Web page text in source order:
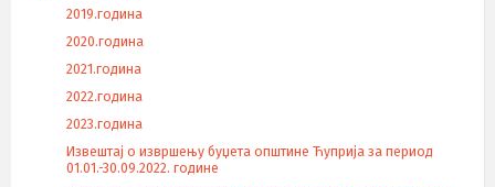
2019.година
2020.година
2021.година
2022.година
2023.година
Извештај о извршењу буџета општине Ћуприја за период
01.01.-30.09.2022. године